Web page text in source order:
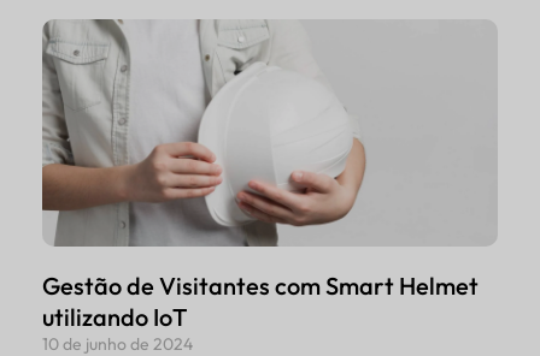
Gestão de Visitantes com Smart Helmet
utilizando IoT
10 de junho de 2024